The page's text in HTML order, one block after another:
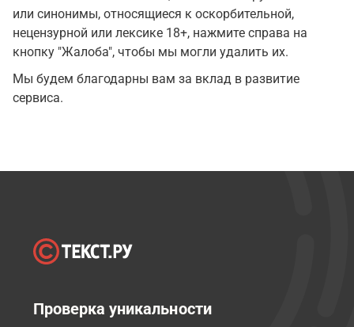
или синонимы, относящиеся к оскорбительной,
нецензурной или лексике 18+, нажмите справа на
кнопку "Жалоба", чтобы мы могли удалить их.
Мы будем благодарны вам за вклад в развитие
сервиса.
Проверка уникальности